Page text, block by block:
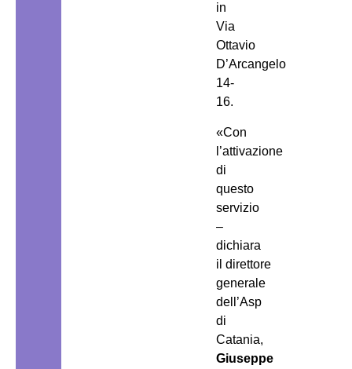
in
Via
Ottavio
D’Arcangelo
14-
16.
«Con
l’attivazione
di
questo
servizio
–
dichiara
il direttore
generale
dell’Asp
di
Catania,
Giuseppe